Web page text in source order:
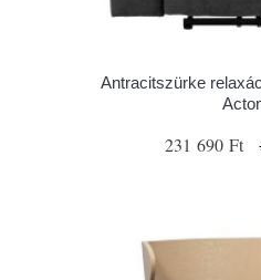
Antracitszürke
231 690 Ft